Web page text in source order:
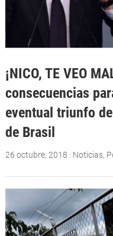
¡NICO, TE VEO
consecuencias
eventual triunfo
de Brasil
26 octubre, 2018 | Noticias,